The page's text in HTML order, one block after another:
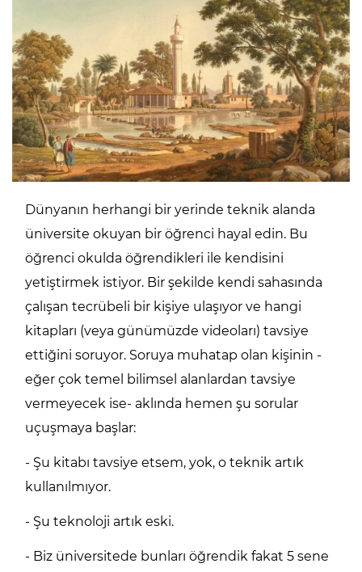
Dünyanın herhangi bir yerinde teknik alanda
üniversite okuyan bir öğrenci hayal edin. Bu
öğrenci okulda öğrendikleri ile kendisini
yetiştirmek istiyor. Bir şekilde kendi sahasında
çalışan tecrübeli bir kişiye ulaşıyor ve hangi
kitapları (veya günümüzde videoları) tavsiye
ettiğini soruyor. Soruya muhatap olan kişinin -
eğer çok temel bilimsel alanlardan tavsiye
vermeyecek ise- aklında hemen şu sorular
uçuşmaya başlar:
- Şu kitabı tavsiye etsem, yok, o teknik artık
kullanılmıyor.
- Şu teknoloji artık eski.
- Biz üniversitede bunları öğrendik fakat 5 sene